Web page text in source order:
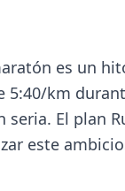
es un
5:40/km
seria. El plan
este